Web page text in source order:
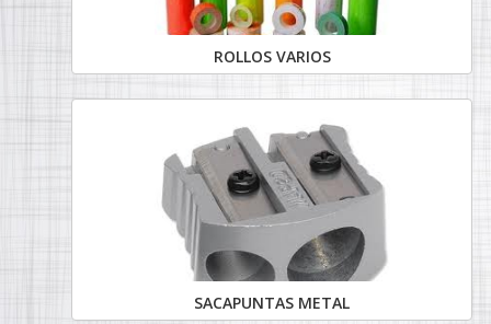
ROLLOS VARIOS
SACAPUNTAS METAL